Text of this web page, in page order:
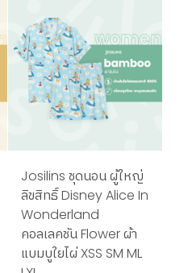
Josilins ชุดนอน ผู้ใหญ่
ลิขสิทธิ์ Disney Alice In
Wonderland
คอลเลคชัน Flower ผ้า
แบมบูใยไผ่ XSS SM ML